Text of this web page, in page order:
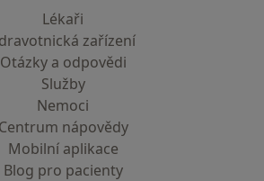
Lékaři
zařízení
Otázky a odpovědi
Služby
Nemoci
Centrum nápovědy
Mobilní aplikace
Blog pro pacienty